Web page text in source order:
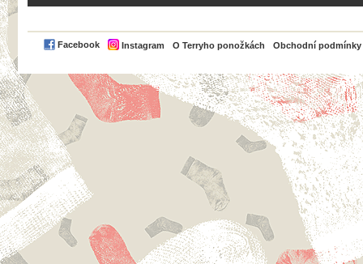
Facebook Instagram O Terryho ponožkách Obchodní podmínky
PayPal